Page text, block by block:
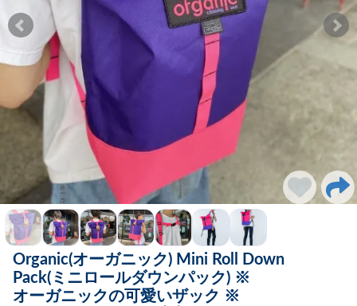
Organic(オーガニック) Mini Roll Down
Pack(ミニロールダウンパック) ※
オーガニックの可愛いザック ※